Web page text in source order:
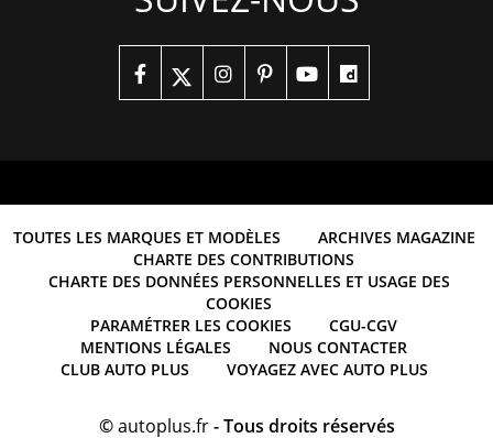
TOUTES LES MARQUES ET MODÈLES
ARCHIVES MAGAZINE
CHARTE DES CONTRIBUTIONS
CHARTE DES DONNÉES PERSONNELLES ET USAGE DES
COOKIES
PARAMÉTRER LES COOKIES
CGU-CGV
MENTIONS LÉGALES
NOUS CONTACTER
CLUB AUTO PLUS
VOYAGEZ AVEC AUTO PLUS
©autoplus.fr- Tous droits réservés